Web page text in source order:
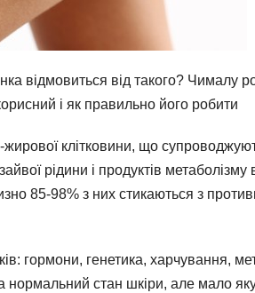
відмовиться від такого? Чималу
і як правильно його робити
жирової клітковини, що
рідини і продуктів
85-98% з них стикаються з
гормони, генетика, харчування,
стан шкіри, але мало яку